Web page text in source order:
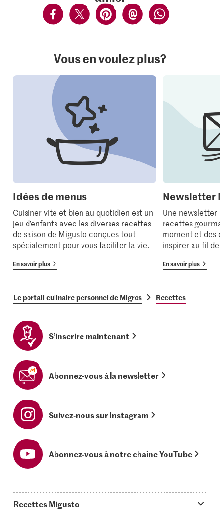
Vous en voulez plus?
Idées de menus
Cuisiner vite et bien au quotidien est un
jeu d’enfants avec les diverses recettes
de saison de Migusto conçues tout
spécialement pour vous faciliter la vie.
En savoir plus
Newsletter
Une newsletter
recettes
moment et des
inspirer au fil
En savoir plus
Le portail culinaire personnel de Migros Recettes
S’inscrire maintenant
Abonnez-vous à la newsletter
Suivez-nous sur Instagram
Abonnez-vous à notre chaîne YouTube
Recettes Migusto